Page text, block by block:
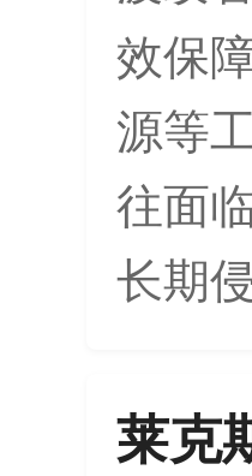
效保
源等
往面
长期
莱克